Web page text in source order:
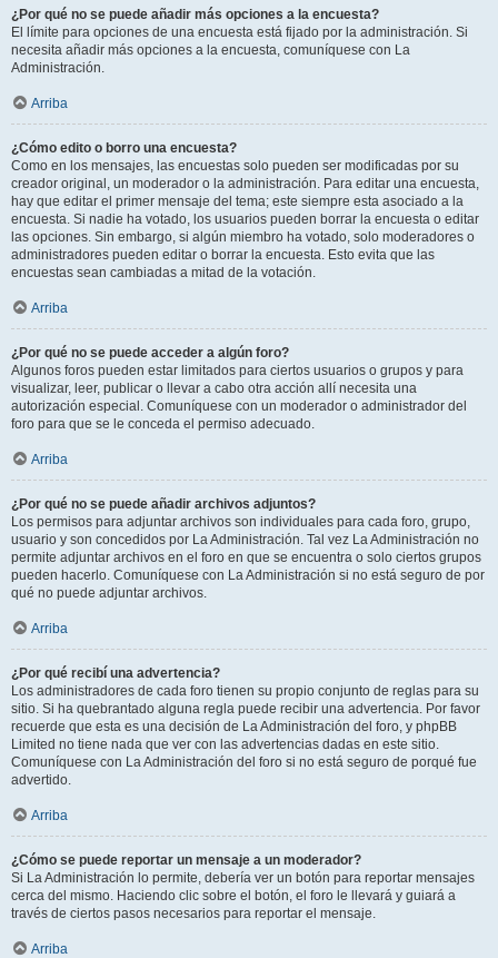
¿Por qué no se puede añadir más opciones a la encuesta?
El límite para opciones de una encuesta está fijado por la administración. Si
necesita añadir más opciones a la encuesta, comuníquese con La
Administración.
Arriba
¿Cómo edito o borro una encuesta?
Como en los mensajes, las encuestas solo pueden ser modificadas por su
creador original, un moderador o la administración. Para editar una encuesta,
hay que editar el primer mensaje del tema; este siempre esta asociado a la
encuesta. Si nadie ha votado, los usuarios pueden borrar la encuesta o editar
las opciones. Sin embargo, si algún miembro ha votado, solo moderadores o
administradores pueden editar o borrar la encuesta. Esto evita que las
encuestas sean cambiadas a mitad de la votación.
Arriba
¿Por qué no se puede acceder a algún foro?
Algunos foros pueden estar limitados para ciertos usuarios o grupos y para
visualizar, leer, publicar o llevar a cabo otra acción allí necesita una
autorización especial. Comuníquese con un moderador o administrador del
foro para que se le conceda el permiso adecuado.
Arriba
¿Por qué no se puede añadir archivos adjuntos?
Los permisos para adjuntar archivos son individuales para cada foro, grupo,
usuario y son concedidos por La Administración. Tal vez La Administración no
permite adjuntar archivos en el foro en que se encuentra o solo ciertos grupos
pueden hacerlo. Comuníquese con La Administración si no está seguro de por
qué no puede adjuntar archivos.
Arriba
¿Por qué recibí una advertencia?
Los administradores de cada foro tienen su propio conjunto de reglas para su
sitio. Si ha quebrantado alguna regla puede recibir una advertencia. Por favor
recuerde que esta es una decisión de La Administración del foro, y phpBB
Limited no tiene nada que ver con las advertencias dadas en este sitio.
Comuníquese con La Administración del foro si no está seguro de porqué fue
advertido.
Arriba
¿Cómo se puede reportar un mensaje a un moderador?
Si La Administración lo permite, debería ver un botón para reportar mensajes
cerca del mismo. Haciendo clic sobre el botón, el foro le llevará y guiará a
través de ciertos pasos necesarios para reportar el mensaje.
Arriba